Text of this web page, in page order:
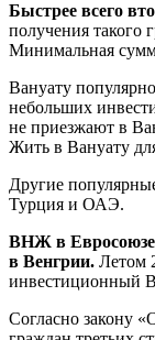
Быстрее всего
получения такого
Минимальная
Вануату
небольших
не приезжают в
Жить в Вануату
Другие
Турция и ОАЭ.
ВНЖ в Евросоюзе
в Венгрии. Летом
инвестиционный
Согласно закону